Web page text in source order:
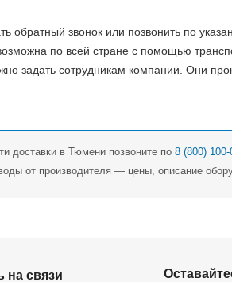
обратный звонок или позвонить по
по всей стране с помощью
задать сотрудникам компании. Они
доставки в Тюмени позвоните по 8 (800) 100-
от производителя — цены, описание
на связи